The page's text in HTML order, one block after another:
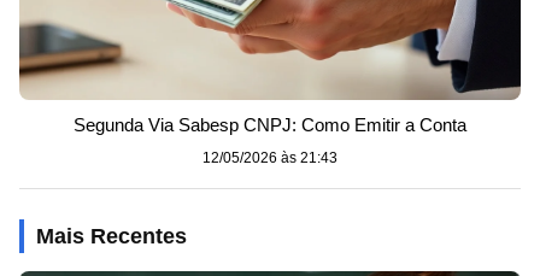
Segunda Via Sabesp CNPJ: Como Emitir a Conta
12/05/2026 às 21:43
Mais Recentes